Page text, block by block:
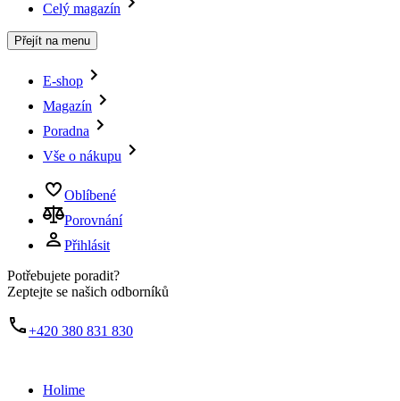
Celý magazín
Přejít na menu
E-shop
Magazín
Poradna
Vše o nákupu
Oblíbené
Porovnání
Přihlásit
Potřebujete poradit?
Zeptejte se našich odborníků
+420 380 831 830
Holime